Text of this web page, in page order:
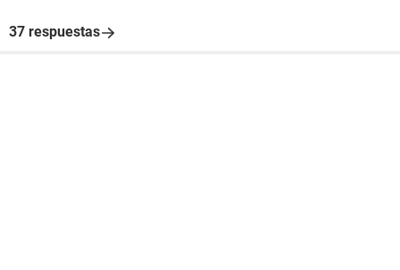
37 respuestas